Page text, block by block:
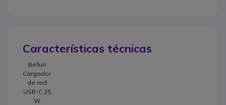
Características técnicas
Belkin
Cargador
de red
USB-C 25
W